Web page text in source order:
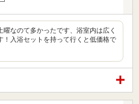
曜なのて多かったです、浴室内は広く
！入浴セットを持って行くと低価格で